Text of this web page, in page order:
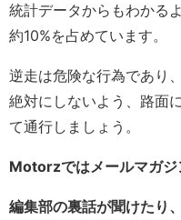
統計データからもわかる
約10%を占めています。
逆走は危険な行為であり
絶対にしないよう、路面
て通行しましょう。
Motorzではメールマガジ
編集部の裏話が聞けたり